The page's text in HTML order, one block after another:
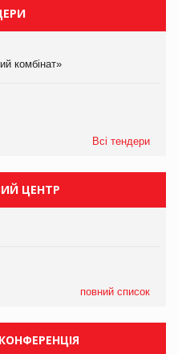
комбінат»
Всі тендери
ЦЕНТР
повний список